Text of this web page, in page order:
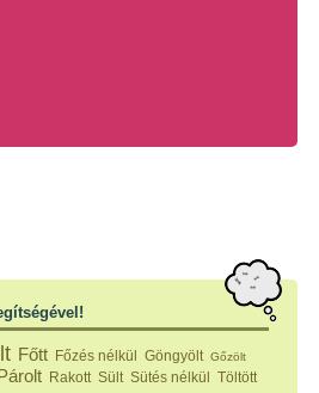
Főtt Főzés nélkül Göngyölt Gőzölt
Rakott Sült Sütés nélkül Töltött